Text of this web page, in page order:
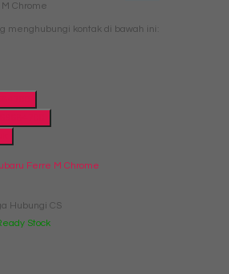
Chrome
menghubungi kontak di bawah ini:
Ferre M Chrome
Hubungi CS
Stock